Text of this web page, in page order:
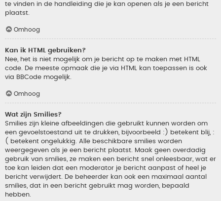
te vinden in de handleiding die je kan openen als je een bericht
plaatst.
Omhoog
Kan ik HTML gebruiken?
Nee, het is niet mogelijk om je bericht op te maken met HTML
code. De meeste opmaak die je via HTML kan toepassen is ook
via BBCode mogelijk.
Omhoog
Wat zijn Smilies?
Smilies zijn kleine afbeeldingen die gebruikt kunnen worden om
een gevoelstoestand uit te drukken, bijvoorbeeld :) betekent blij, :
( betekent ongelukkig. Alle beschikbare smilies worden
weergegeven als je een bericht plaatst. Maak geen overdadig
gebruik van smilies, ze maken een bericht snel onleesbaar, wat er
toe kan leiden dat een moderator je bericht aanpast of heel je
bericht verwijdert. De beheerder kan ook een maximaal aantal
smilies, dat in een bericht gebruikt mag worden, bepaald
hebben.